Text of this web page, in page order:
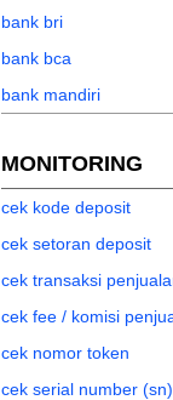
bank bri
bank bca
bank mandiri
MONITORING
cek kode deposit
cek setoran deposit
cek transaksi
cek fee / komisi
cek nomor token
cek serial number